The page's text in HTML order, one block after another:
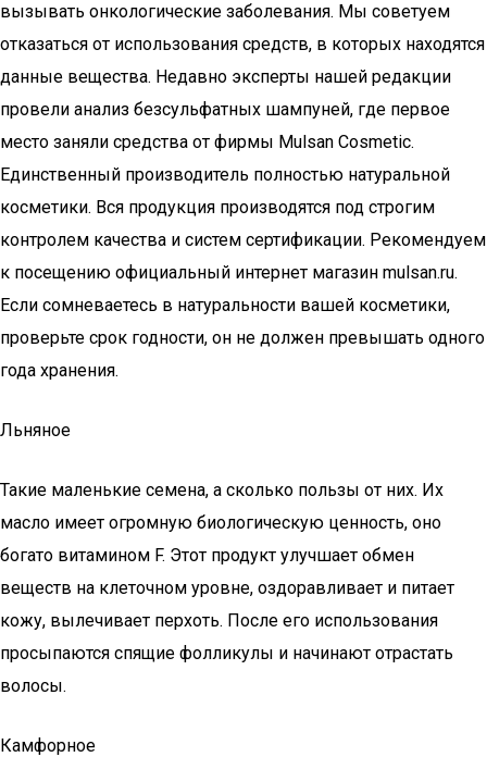
вызывать онкологические заболевания. Мы советуем
отказаться от использования средств, в которых находятся
данные вещества. Недавно эксперты нашей редакции
провели анализ безсульфатных шампуней, где первое
место заняли средства от фирмы Mulsan Сosmetic.
Единственный производитель полностью натуральной
косметики. Вся продукция производятся под строгим
контролем качества и систем сертификации. Рекомендуем
к посещению официальный интернет магазин mulsan.ru.
Если сомневаетесь в натуральности вашей косметики,
проверьте срок годности, он не должен превышать одного
года хранения.
Льняное
Такие маленькие семена, а сколько пользы от них. Их
масло имеет огромную биологическую ценность, оно
богато витамином F. Этот продукт улучшает обмен
веществ на клеточном уровне, оздоравливает и питает
кожу, вылечивает перхоть. После его использования
просыпаются спящие фолликулы и начинают отрастать
волосы.
Камфорное